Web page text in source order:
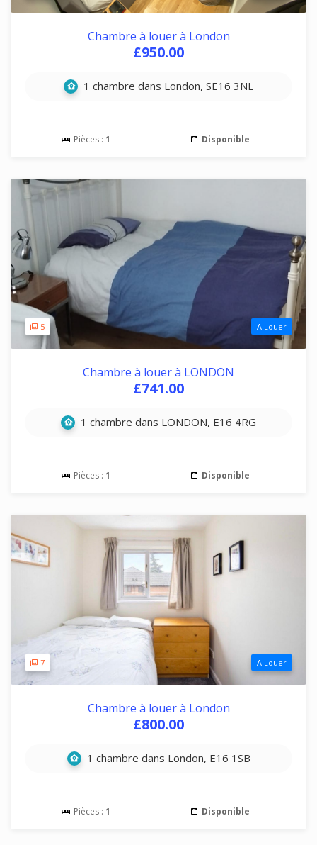
Chambre à louer à London
£950.00
1 chambre dans London, SE16 3NL
Pièces : 1 Disponible
5 A Louer
Chambre à louer à LONDON
£741.00
1 chambre dans LONDON, E16 4RG
Pièces : 1 Disponible
7 A Louer
Chambre à louer à London
£800.00
1 chambre dans London, E16 1SB
Pièces : 1 Disponible